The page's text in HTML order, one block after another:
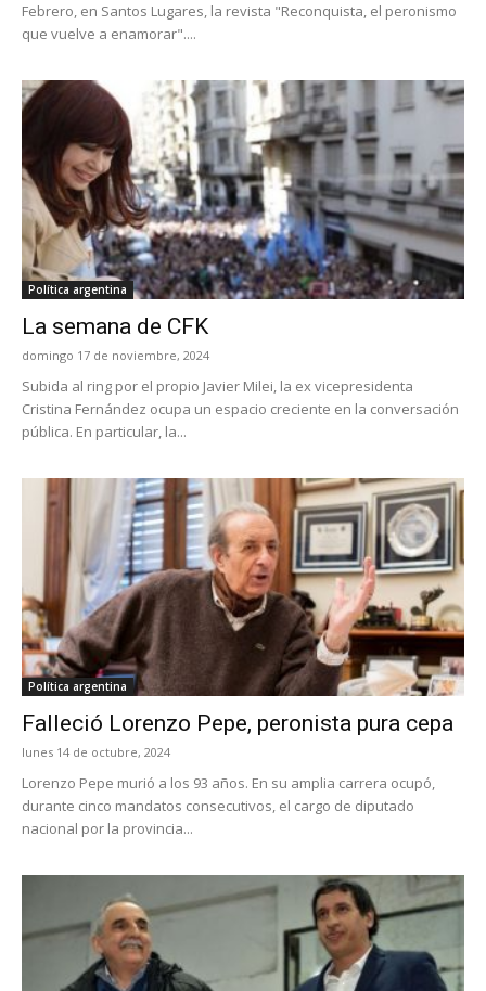
Febrero, en Santos Lugares, la revista "Reconquista, el peronismo
que vuelve a enamorar"....
Política argentina
La semana de CFK
domingo 17 de noviembre, 2024
Subida al ring por el propio Javier Milei, la ex vicepresidenta
Cristina Fernández ocupa un espacio creciente en la conversación
pública. En particular, la...
Política argentina
Falleció Lorenzo Pepe, peronista pura cepa
lunes 14 de octubre, 2024
Lorenzo Pepe murió a los 93 años. En su amplia carrera ocupó,
durante cinco mandatos consecutivos, el cargo de diputado
nacional por la provincia...